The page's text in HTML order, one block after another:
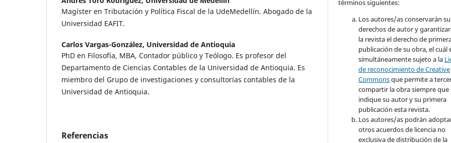
Magíster en Tributación y Política Fiscal de la UdeMedellín. Abogado de la
Universidad EAFIT.
Carlos Vargas-González, Universidad de Antioquia
PhD en Filosofía, MBA, Contador público y Teólogo. Es profesor del
Departamento de Ciencias Contables de la Universidad de Antioquia. Es
miembro del Grupo de investigaciones y consultorías contables de la
Universidad de Antioquia.
Referencias
términos siguientes:
Los autores/as conservarán
derechos de autor y
la revista el derecho de
publicación de su obra, el cuál
simultáneamente sujeto a la
de reconocimiento de Creative
Commonsque permite a
compartir la obra siempre que
indique su autor y su primera
publicación esta revista.
Los autores/as podrán
otros acuerdos de licencia no
exclusiva de distribución de la